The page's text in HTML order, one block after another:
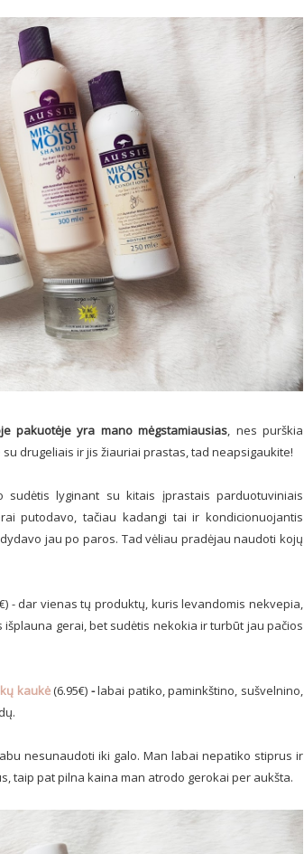
pakuotėje yra mano mėgstamiausias, nes purškia
drugeliais ir jis žiauriai prastas, tad neapsigaukite!
sudėtis lyginant su kitais įprastais parduotuviniais
putodavo, tačiau kadangi tai ir kondicionuojantis
jau po paros. Tad vėliau pradėjau naudoti kojų
- dar vienas tų produktų, kuris levandomis nekvepia,
gerai, bet sudėtis nekokia ir turbūt jau pačios
kaukė (6.95€) -labai patiko, paminkštino, sušvelnino,
nesunaudoti iki galo. Man labai nepatiko stiprus ir
taip pat pilna kaina man atrodo gerokai per aukšta.